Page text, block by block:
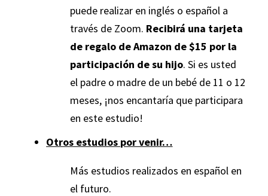
puede realizar en inglés o español a
través de Zoom. Recibirá una tarjeta
de regalo de Amazon de $15 por la
participación de su hijo. Si es usted
el padre o madre de un bebé de 11 o 12
meses, ¡nos encantaría que participara
en este estudio!
Otros estudios por venir…
Más estudios realizados en español en
el futuro.